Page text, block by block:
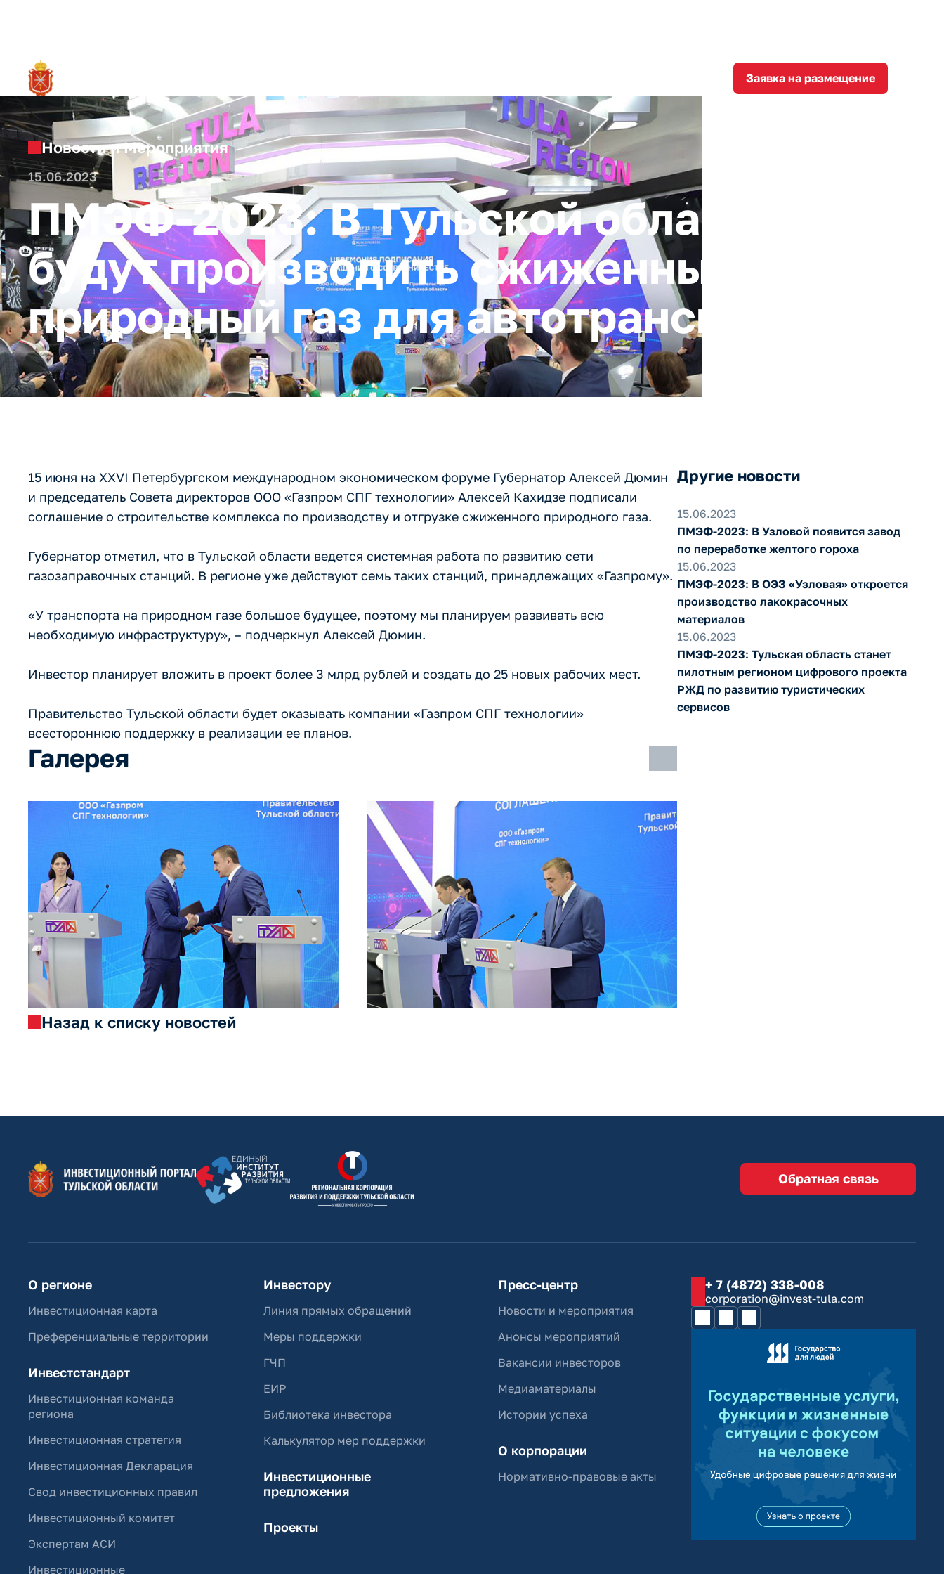
Заявка на размещение
Новости и Мероприятия
15.06.2023
ПМЭФ-2023: В Тульской области
будут производить сжиженный
природный газ для автотранспорта
15 июня на XXVI Петербургском международном экономическом форуме Губернатор Алексей Дюмин
и председатель Совета директоров ООО «Газпром СПГ технологии» Алексей Кахидзе подписали
соглашение о строительстве комплекса по производству и отгрузке сжиженного природного газа.
Губернатор отметил, что в Тульской области ведется системная работа по развитию сети
газозаправочных станций. В регионе уже действуют семь таких станций, принадлежащих «Газпрому».
«У транспорта на природном газе большое будущее, поэтому мы планируем развивать всю
необходимую инфраструктуру», – подчеркнул Алексей Дюмин.
Инвестор планирует вложить в проект более 3 млрд рублей и создать до 25 новых рабочих мест.
Правительство Тульской области будет оказывать компании «Газпром СПГ технологии»
всестороннюю поддержку в реализации ее планов.
Галерея
Назад к списку новостей
Другие новости
15.06.2023
ПМЭФ-2023: В Узловой появится завод
по переработке желтого гороха
15.06.2023
ПМЭФ-2023: В ОЭЗ «Узловая» откроется
производство лакокрасочных
материалов
15.06.2023
ПМЭФ-2023: Тульская область станет
пилотным регионом цифрового проекта
РЖД по развитию туристических
сервисов
Обратная связь
О регионе
Инвестиционная карта
Преференциальные территории
Инвестстандарт
Инвестиционная команда
региона
Инвестиционная стратегия
Инвестиционная Декларация
Свод инвестиционных правил
Инвестиционный комитет
Экспертам АСИ
Инвестиционные
Инвестору
Линия прямых обращений
Меры поддержки
ГЧП
ЕИР
Библиотека инвестора
Калькулятор мер поддержки
Инвестиционные
предложения
Проекты
Пресс-центр
Новости и мероприятия
Анонсы мероприятий
Вакансии инвесторов
Медиаматериалы
Истории успеха
О корпорации
Нормативно-правовые акты
+ 7 (4872) 338-008
corporation@invest-tula.com